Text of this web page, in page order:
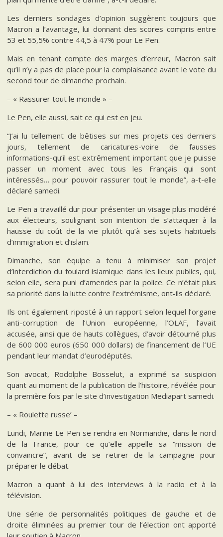
Les derniers sondages d’opinion suggèrent toujours que
Macron a l’avantage, lui donnant des scores compris entre
53 et 55,5% contre 44,5 à 47% pour Le Pen.
Mais en tenant compte des marges d’erreur, Macron sait
qu’il n’y a pas de place pour la complaisance avant le vote du
second tour de dimanche prochain.
– « Rassurer tout le monde » –
Le Pen, elle aussi, sait ce qui est en jeu.
“J’ai lu tellement de bêtises sur mes projets ces derniers
jours, tellement de caricatures-voire de fausses
informations-qu’il est extrêmement important que je puisse
passer un moment avec tous les Français qui sont
intéressés… pour pouvoir rassurer tout le monde”, a-t-elle
déclaré samedi.
Le Pen a travaillé dur pour présenter un visage plus modéré
aux électeurs, soulignant son intention de s’attaquer à la
hausse du coût de la vie plutôt qu’à ses sujets habituels
d’immigration et d’islam.
Dimanche, son équipe a tenu à minimiser son projet
d’interdiction du foulard islamique dans les lieux publics, qui,
selon elle, sera puni d’amendes par la police. Ce n’était plus
sa priorité dans la lutte contre l’extrémisme, ont-ils déclaré.
Ils ont également riposté à un rapport selon lequel l’organe
anti-corruption de l’Union européenne, l’OLAF, l’avait
accusée, ainsi que de hauts collègues, d’avoir détourné plus
de 600 000 euros (650 000 dollars) de financement de l’UE
pendant leur mandat d’eurodéputés.
Son avocat, Rodolphe Bosselut, a exprimé sa suspicion
quant au moment de la publication de l’histoire, révélée pour
la première fois par le site d’investigation Mediapart samedi.
– « Roulette russe’ –
Lundi, Marine Le Pen se rendra en Normandie, dans le nord
de la France, pour ce qu’elle appelle sa “mission de
convaincre”, avant de se retirer de la campagne pour
préparer le débat.
Macron a quant à lui des interviews à la radio et à la
télévision.
Une série de personnalités politiques de gauche et de
droite éliminées au premier tour de l’élection ont apporté